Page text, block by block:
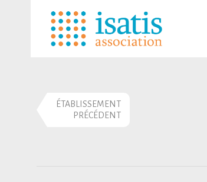
ÉTABLISSEMENT
PRÉCÉDENT